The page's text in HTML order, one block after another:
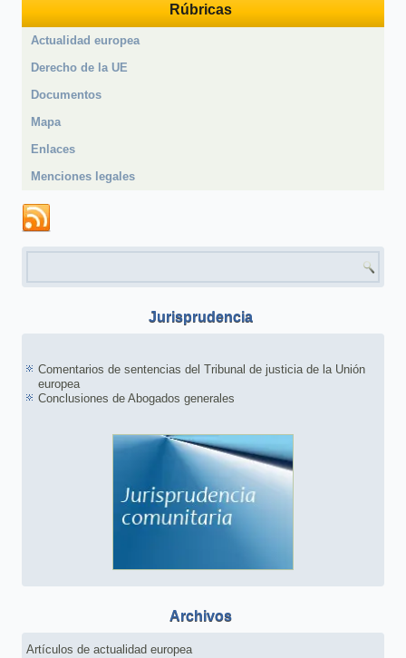
Rúbricas
Actualidad europea
Derecho de la UE
Documentos
Mapa
Enlaces
Menciones legales
Jurisprudencia
Comentarios de sentencias del Tribunal de justicia de la Unión
europea
Conclusiones de Abogados generales
Archivos
Artículos de actualidad europea